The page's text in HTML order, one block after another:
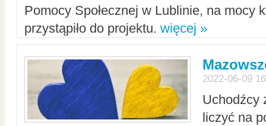
Pomocy Społecznej w Lublinie, na mocy
przystąpiło do projektu. więcej »
2022-06-09
Uchodźcy
liczyć na